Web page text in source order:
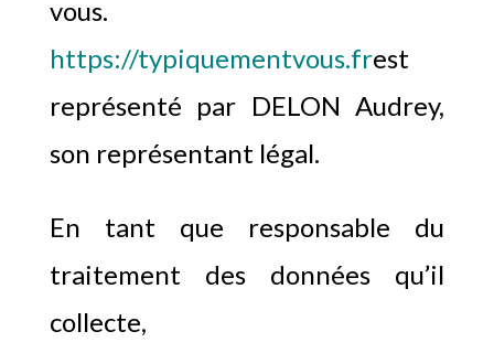
vous.
https://typiquementvous.frest
représenté par DELON Audrey,
son représentant légal.
En tant que responsable du
traitement des données qu’il
collecte,